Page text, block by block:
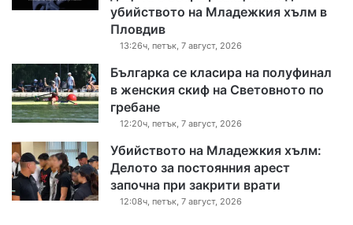
убийството на Младежкия хълм в
Пловдив
13:26ч, петък, 7 август, 2026
Българка се класира на полуфинал
в женския скиф на Световното по
гребане
12:20ч, петък, 7 август, 2026
Убийството на Младежкия хълм:
Делото за постоянния арест
започна при закрити врати
12:08ч, петък, 7 август, 2026